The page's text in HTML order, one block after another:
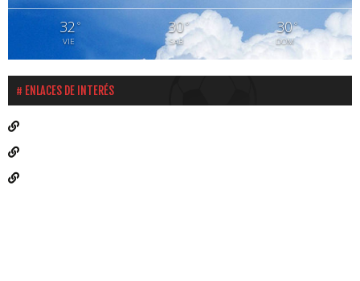
32 °
VIE
30°
SAB
30°
DOM
ENLACES DE INTERÉS